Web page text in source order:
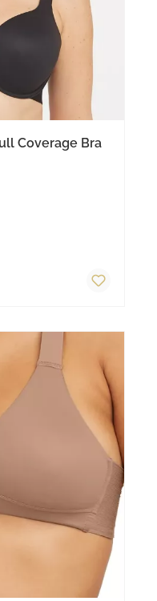
Coverage Bra